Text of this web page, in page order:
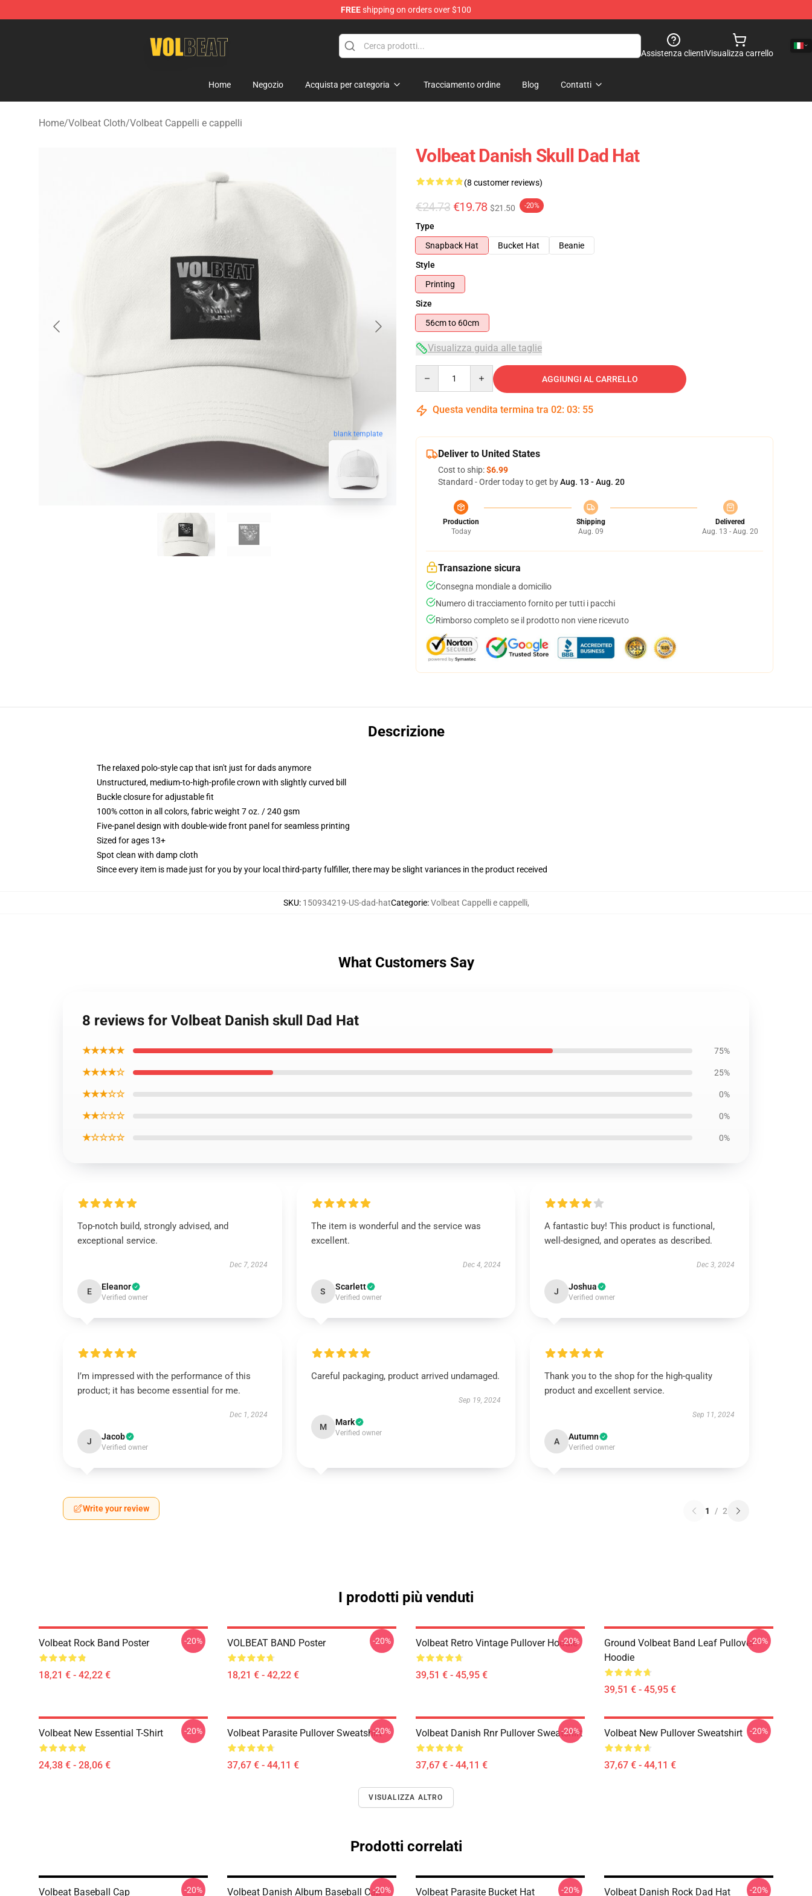
FREEshipping on orders over $100
Assistenza clientiVisualizza carrello
Home Negozio Acquista per categoria Tracciamento ordine Blog Contatti
Home/Volbeat Cloth/Volbeat Cappelli e cappelli
blank template
Volbeat Danish Skull Dad Hat
(8 customer reviews)
€24.73 €19.78 $21.50 -20%
Type
Snapback Hat
Bucket Hat
Beanie
Style
Printing
Size
56cm to 60cm
Visualizza guida alle taglie
AGGIUNGI AL CARRELLO
Questa vendita termina tra 02: 03: 54
Deliver to United States
Cost to ship:$6.99
Standard - Order today to get byAug. 13 - Aug. 20
Production
Today
Shipping
Aug. 09
Delivered
Aug. 13 - Aug. 20
Transazione sicura
Consegna mondiale a domicilio
Numero di tracciamento fornito per tutti i pacchi
Rimborso completo se il prodotto non viene ricevuto
Descrizione
The relaxed polo-style cap that isn't just for dads anymore
Unstructured, medium-to-high-profile crown with slightly curved bill
Buckle closure for adjustable fit
100% cotton in all colors, fabric weight 7 oz. / 240 gsm
Five-panel design with double-wide front panel for seamless printing
Sized for ages 13+
Spot clean with damp cloth
Since every item is made just for you by your local third-party fulfiller, there may be slight variances in the product received
SKU: 150934219-US-dad-hatCategorie:Volbeat Cappelli e cappelli,
What Customers Say
8 reviews for Volbeat Danish skull Dad Hat
★★★★★ 75%
★★★★☆ 25%
★★★☆☆ 0%
★★☆☆☆ 0%
★☆☆☆☆ 0%
Top-notch build, strongly advised, and
exceptional service.
Dec 7, 2024
E Eleanor
Verified owner
The item is wonderful and the service was
excellent.
Dec 4, 2024
S Scarlett
Verified owner
A fantastic buy! This product is functional,
well-designed, and operates as described.
Dec 3, 2024
J Joshua
Verified owner
I’m impressed with the performance of this
product; it has become essential for me.
Dec 1, 2024
J Jacob
Verified owner
Careful packaging, product arrived undamaged.
Sep 19, 2024
M Mark
Verified owner
Thank you to the shop for the high-quality
product and excellent service.
Sep 11, 2024
A Autumn
Verified owner
Write your review 1 / 2
I prodotti più venduti
Volbeat Rock Band Poster
18,21 € - 42,22 €
-20% VOLBEAT BAND Poster
18,21 € - 42,22 €
-20% Volbeat Retro Vintage Pullover Hoodie
39,51 € - 45,95 €
-20%
Ground Volbeat Band Leaf Pullover
Hoodie
39,51 € - 45,95 €
-20%
Volbeat New Essential T-Shirt
24,38 € - 28,06 €
-20% Volbeat Parasite Pullover Sweatshirt
37,67 € - 44,11 €
-20% Volbeat Danish Rnr Pullover Sweatshirt
37,67 € - 44,11 €
-20% Volbeat New Pullover Sweatshirt
37,67 € - 44,11 €
-20%
VISUALIZZA ALTRO
Prodotti correlati
Volbeat Baseball Cap -20% Volbeat Danish Album Baseball Cap-20% Volbeat Parasite Bucket Hat -20% Volbeat Danish Rock Dad Hat -20%